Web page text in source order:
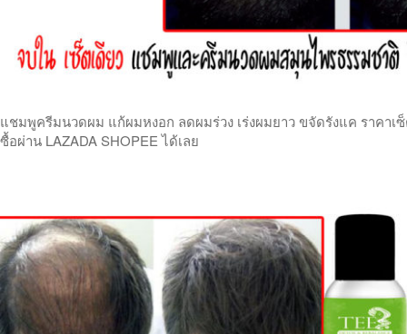
แชมพูครีมนวดผม แก้ผมหงอก ลดผมร่วง เร่งผมยาว ขจัดรังแค ราคาเ
ซื้อผ่าน LAZADA SHOPEE ได้เลย